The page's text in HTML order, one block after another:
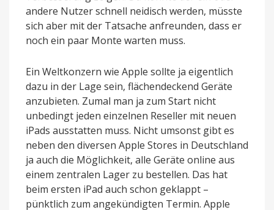
andere Nutzer schnell neidisch werden, müsste
sich aber mit der Tatsache anfreunden, dass er
noch ein paar Monte warten muss.
Ein Weltkonzern wie Apple sollte ja eigentlich
dazu in der Lage sein, flächendeckend Geräte
anzubieten. Zumal man ja zum Start nicht
unbedingt jeden einzelnen Reseller mit neuen
iPads ausstatten muss. Nicht umsonst gibt es
neben den diversen Apple Stores in Deutschland
ja auch die Möglichkeit, alle Geräte online aus
einem zentralen Lager zu bestellen. Das hat
beim ersten iPad auch schon geklappt –
pünktlich zum angekündigten Termin. Apple